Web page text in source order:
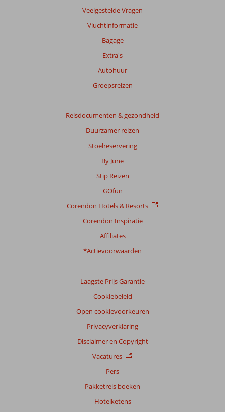
Veelgestelde Vragen
Vluchtinformatie
Bagage
Extra's
Autohuur
Groepsreizen
Reisdocumenten & gezondheid
Duurzamer reizen
Stoelreservering
By June
Stip Reizen
GOfun
Corendon Hotels & Resorts
Corendon Inspiratie
Affiliates
*Actievoorwaarden
Laagste Prijs Garantie
Cookiebeleid
Open cookievoorkeuren
Privacyverklaring
Disclaimer en Copyright
Vacatures
Pers
Pakketreis boeken
Hotelketens